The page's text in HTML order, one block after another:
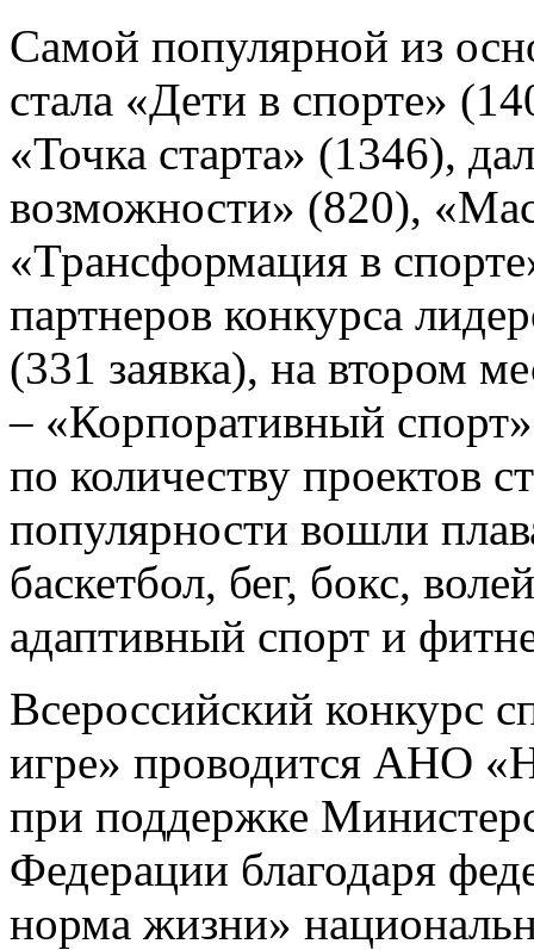
Самой популярной из
стала «Дети в спорте»
«Точка старта» (1346),
возможности» (820),
«Трансформация в
партнеров конкурса
(331 заявка), на втором
– «Корпоративный
по количеству проектов
популярности вошли
баскетбол, бег, бокс,
адаптивный спорт и
Всероссийский конкурс
игре» проводится АНО
при поддержке
Федерации благодаря
норма жизни»